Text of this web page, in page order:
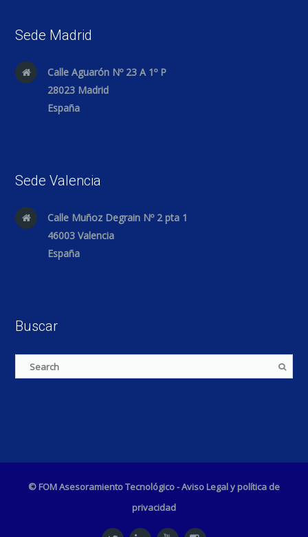
Sede Madrid
Calle Aguarón Nº 23 A 1º P
28023 Madrid
España
Sede Valencia
Calle Muñoz Degrain Nº 2 pta 1
46003 Valencia
España
Buscar
© FOM Asesoramiento Tecnológico -Aviso Legal y política de
privacidad